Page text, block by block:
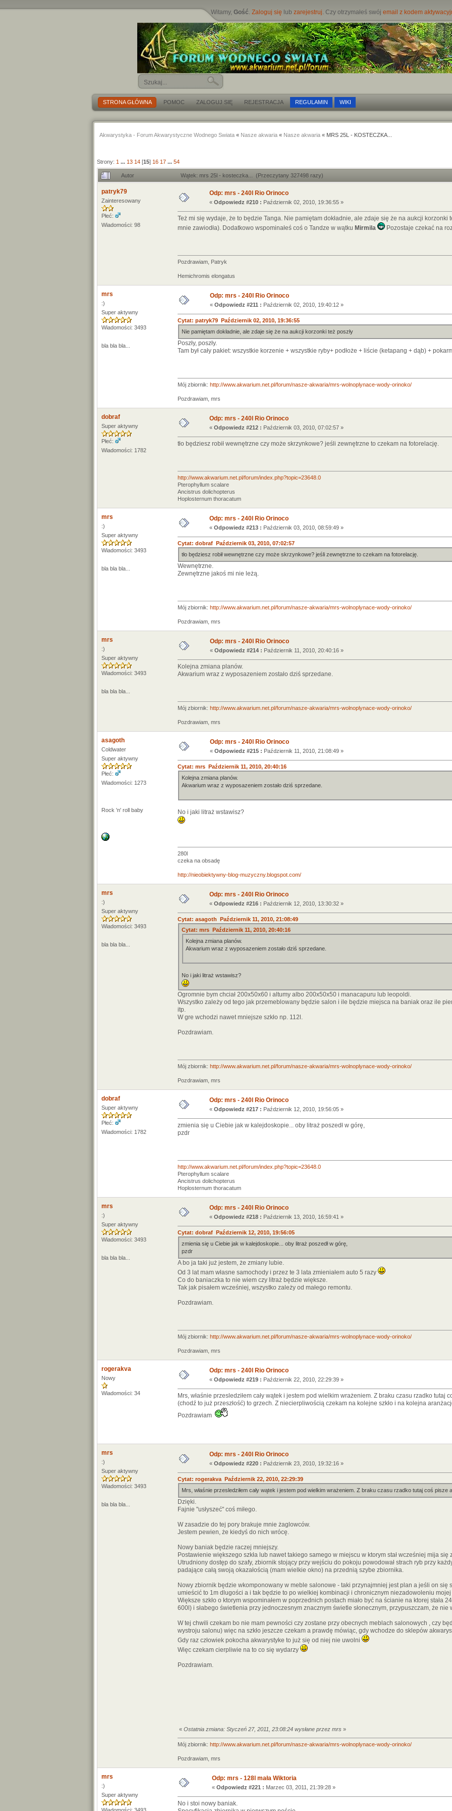
Witamy, Gość. Zaloguj się lub zarejestruj. Czy otrzymałeś swój email z kodem
STRONA GŁÓWNA POMOC ZALOGUJ SIĘ REJESTRACJA REGULAMIN WIKI
Akwarystyka - Forum Akwarystyczne Wodnego Swiata « Nasze akwaria « Nasze akwaria « MRS 25L - KOSTECZKA...
Strony: 1 ... 13 14 [15] 16 17 ... 54
Autor Wątek: mrs 25l - kosteczka... (Przeczytany 327498 razy)
patryk79
Zainteresowany
Płeć:
Wiadomości: 98
Odp: mrs - 240l Rio Orinoco
« Odpowiedz #210 : Październik 02, 2010, 19:36:55 »
Też mi się wydaje, że to będzie Tanga. Nie pamiętam dokładnie, ale zdaje się że na aukcji korzonki
mnie zawiodła). Dodatkowo wspominałeś coś o Tandze w wątku Mirmila Pozostaje czekać na
Pozdrawiam, Patryk
Hemichromis elongatus
mrs
:)
Super aktywny
Wiadomości: 3493
bla bla bla...
Odp: mrs - 240l Rio Orinoco
« Odpowiedz #211 : Październik 02, 2010, 19:40:12 »
Cytat: patryk79 Październik 02, 2010, 19:36:55
Nie pamiętam dokładnie, ale zdaje się że na aukcji korzonki też poszły
Poszły, poszły.
Tam był cały pakiet: wszystkie korzenie + wszystkie ryby+ podłoże + liście (ketapang + dąb) +
Mój zbiornik: http://www.akwarium.net.pl/forum/nasze-akwaria/mrs-wolnoplynace-wody-orinoko/
Pozdrawiam, mrs
dobraf
Super aktywny
Płeć:
Wiadomości: 1782
Odp: mrs - 240l Rio Orinoco
« Odpowiedz #212 : Październik 03, 2010, 07:02:57 »
tło będziesz robił wewnętrzne czy może skrzynkowe? jeśli zewnętrzne to czekam na fotorelację.
http://www.akwarium.net.pl/forum/index.php?topic=23648.0
Pterophyllum scalare
Ancistrus dolichopterus
Hoplosternum thoracatum
mrs
:)
Super aktywny
Wiadomości: 3493
bla bla bla...
Odp: mrs - 240l Rio Orinoco
« Odpowiedz #213 : Październik 03, 2010, 08:59:49 »
Cytat: dobraf Październik 03, 2010, 07:02:57
tło będziesz robił wewnętrzne czy może skrzynkowe? jeśli zewnętrzne to czekam na fotorelację.
Wewnętrzne.
Zewnętrzne jakoś mi nie leżą.
Mój zbiornik: http://www.akwarium.net.pl/forum/nasze-akwaria/mrs-wolnoplynace-wody-orinoko/
Pozdrawiam, mrs
mrs
:)
Super aktywny
Wiadomości: 3493
bla bla bla...
Odp: mrs - 240l Rio Orinoco
« Odpowiedz #214 : Październik 11, 2010, 20:40:16 »
Kolejna zmiana planów.
Akwarium wraz z wyposazeniem zostało dziś sprzedane.
Mój zbiornik: http://www.akwarium.net.pl/forum/nasze-akwaria/mrs-wolnoplynace-wody-orinoko/
Pozdrawiam, mrs
asagoth
Coldwater
Super aktywny
Płeć:
Wiadomości: 1273
Rock 'n' roll baby
Odp: mrs - 240l Rio Orinoco
« Odpowiedz #215 : Październik 11, 2010, 21:08:49 »
Cytat: mrs Październik 11, 2010, 20:40:16
Kolejna zmiana planów.
Akwarium wraz z wyposazeniem zostało dziś sprzedane.
No i jaki litraż wstawisz?
280l
czeka na obsadę
http://nieobiektywny-blog-muzyczny.blogspot.com/
mrs
:)
Super aktywny
Wiadomości: 3493
bla bla bla...
Odp: mrs - 240l Rio Orinoco
« Odpowiedz #216 : Październik 12, 2010, 13:30:32 »
Cytat: asagoth Październik 11, 2010, 21:08:49
Cytat: mrs Październik 11, 2010, 20:40:16
Kolejna zmiana planów.
Akwarium wraz z wyposazeniem zostało dziś sprzedane.
No i jaki litraż wstawisz?
Ogromnie bym chciał 200x50x60 i altumy albo 200x50x50 i manacapuru lub leopoldi.
Wszystko zależy od tego jak przemeblowany będzie salon i ile będzie miejsca na baniak oraz ile
itp.
W gre wchodzi nawet mniejsze szkło np. 112l.
Pozdrawiam.
Mój zbiornik: http://www.akwarium.net.pl/forum/nasze-akwaria/mrs-wolnoplynace-wody-orinoko/
Pozdrawiam, mrs
dobraf
Super aktywny
Płeć:
Wiadomości: 1782
Odp: mrs - 240l Rio Orinoco
« Odpowiedz #217 : Październik 12, 2010, 19:56:05 »
zmienia się u Ciebie jak w kalejdoskopie... oby litraż poszedł w górę,
pzdr
http://www.akwarium.net.pl/forum/index.php?topic=23648.0
Pterophyllum scalare
Ancistrus dolichopterus
Hoplosternum thoracatum
mrs
:)
Super aktywny
Wiadomości: 3493
bla bla bla...
Odp: mrs - 240l Rio Orinoco
« Odpowiedz #218 : Październik 13, 2010, 16:59:41 »
Cytat: dobraf Październik 12, 2010, 19:56:05
zmienia się u Ciebie jak w kalejdoskopie... oby litraż poszedł w górę,
pzdr
A bo ja taki już jestem, że zmiany lubie.
Od 3 lat mam własne samochody i przez te 3 lata zmieniałem auto 5 razy
Co do baniaczka to nie wiem czy litraż będzie większe.
Tak jak pisałem wcześniej, wszystko zależy od małego remontu.
Pozdrawiam.
Mój zbiornik: http://www.akwarium.net.pl/forum/nasze-akwaria/mrs-wolnoplynace-wody-orinoko/
Pozdrawiam, mrs
rogerakva
Nowy
Wiadomości: 34
Odp: mrs - 240l Rio Orinoco
« Odpowiedz #219 : Październik 22, 2010, 22:29:39 »
Mrs, właśnie przesledziłem cały wątek i jestem pod wielkim wrażeniem. Z braku czasu rzadko
(chodź to już przeszłość) to grzech. Z niecierpliwością czekam na kolejne szkło i na kolejna
Pozdrawiam
mrs
:)
Super aktywny
Wiadomości: 3493
bla bla bla...
Odp: mrs - 240l Rio Orinoco
« Odpowiedz #220 : Październik 23, 2010, 19:32:16 »
Cytat: rogerakva Październik 22, 2010, 22:29:39
Mrs, właśnie przesledziłem cały wątek i jestem pod wielkim wrażeniem. Z braku czasu rzadko tutaj coś pisze
Dzięki.
Fajnie "usłyszeć" coś miłego.
W zasadzie do tej pory brakuje mnie żaglowców.
Jestem pewien, że kiedyś do nich wrócę.
Nowy baniak będzie raczej mniejszy.
Postawienie większego szkła lub nawet takiego samego w miejscu w ktorym stał wcześniej mija się
Utrudniony dostęp do szafy, zbiornik stojący przy wejściu do pokoju powodował strach ryb przy
padające całą swoją okazałością (mam wielkie okno) na przednią szybe zbiornika.
Nowy zbiornik będzie wkomponowany w meble salonowe - taki przynajmniej jest plan a jeśli on się
umieścić to 1m dlugości a i tak będzie to po wielkiej kombinacji i chronicznym niezadowoleniu mojej
Większe szkło o ktorym wspominałem w poprzednich postach miało być na ścianie na ktorej stała
600l) i słabego świetlenia przy jednoczesnym znacznym świetle słonecznym, przypuszczam, że nie
W tej chwili czekam bo nie mam pewności czy zostane przy obecnych meblach salonowych , czy
wystroju salonu) więc na szkło jeszcze czekam a prawdę mówiąc, gdy wchodze do sklepów
Gdy raz człowiek pokocha akwarystyke to już się od niej nie uwolni
Więc czekam cierpliwie na to co się wydarzy
Pozdrawiam.
« Ostatnia zmiana: Styczeń 27, 2011, 23:08:24 wysłane przez mrs »
Mój zbiornik: http://www.akwarium.net.pl/forum/nasze-akwaria/mrs-wolnoplynace-wody-orinoko/
Pozdrawiam, mrs
mrs
:)
Super aktywny
Odp: mrs - 128l mała Wiktoria
« Odpowiedz #221 : Marzec 03, 2011, 21:39:28 »
No i stoi nowy baniak.